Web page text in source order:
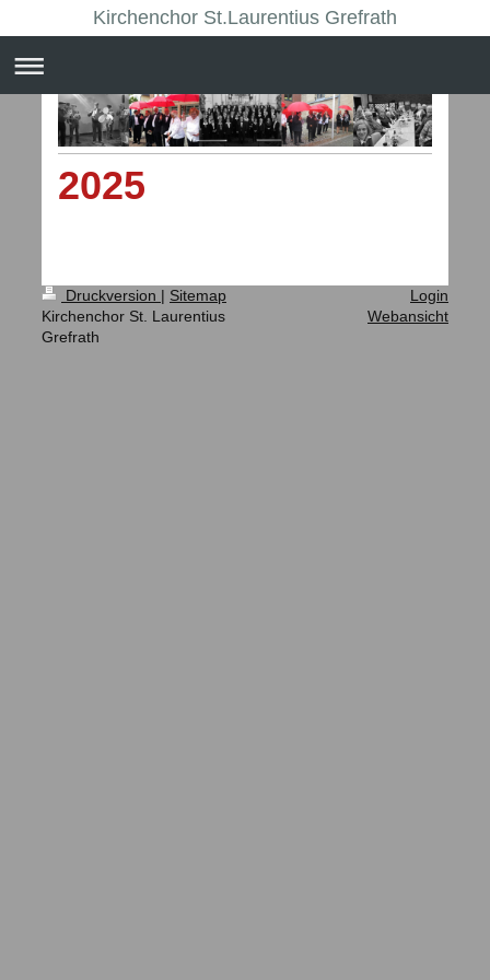
Kirchenchor St.Laurentius Grefrath
2025
Druckversion | Sitemap
Kirchenchor St. Laurentius
Grefrath
Login
Webansicht